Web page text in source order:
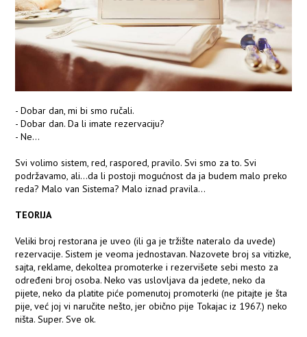
- Dobar dan, mi bi smo ručali.
- Dobar dan. Da li imate rezervaciju?
- Ne…
Svi volimo sistem, red, raspored, pravilo. Svi smo za to. Svi
podržavamo, ali...da li postoji mogućnost da ja budem malo preko
reda? Malo van Sistema? Malo iznad pravila…
TEORIJA
Veliki broj restorana je uveo (ili ga je tržište nateralo da uvede)
rezervacije. Sistem je veoma jednostavan. Nazovete broj sa vitizke,
sajta, reklame, dekoltea promoterke i rezervišete sebi mesto za
određeni broj osoba. Neko vas uslovljava da jedete, neko da
pijete, neko da platite piće pomenutoj promoterki (ne pitajte je šta
pije, već joj vi naručite nešto, jer obično pije Tokajac iz 1967.) neko
ništa. Super. Sve ok.